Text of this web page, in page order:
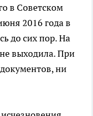
в Советском
2016 года в
до сих пор. На
выходила. При
ни